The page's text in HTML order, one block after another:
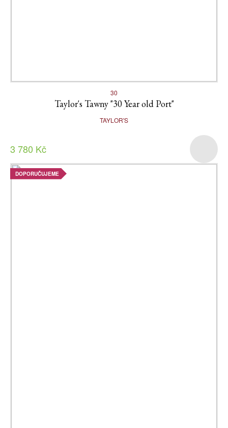
30
Taylor's Tawny "30 Year old Port"
TAYLOR'S
3 780 Kč
DOPORUČUJEME